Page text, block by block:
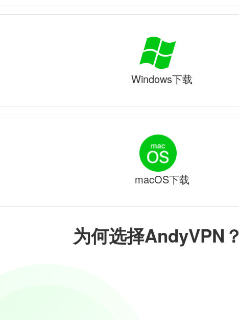
为何选择AndyVPN？
Windows下载
macOS下载